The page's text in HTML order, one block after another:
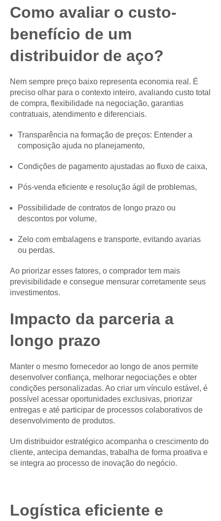
Como avaliar o custo-
benefício de um
distribuidor de aço?
Nem sempre preço baixo representa economia real. É
preciso olhar para o contexto inteiro, avaliando custo total
de compra, flexibilidade na negociação, garantias
contratuais, atendimento e diferenciais.
Transparência na formação de preços: Entender a
composição ajuda no planejamento,
Condições de pagamento ajustadas ao fluxo de caixa,
Pós-venda eficiente e resolução ágil de problemas,
Possibilidade de contratos de longo prazo ou
descontos por volume,
Zelo com embalagens e transporte, evitando avarias
ou perdas.
Ao priorizar esses fatores, o comprador tem mais
previsibilidade e consegue mensurar corretamente seus
investimentos.
Impacto da parceria a
longo prazo
Manter o mesmo fornecedor ao longo de anos permite
desenvolver confiança, melhorar negociações e obter
condições personalizadas. Ao criar um vínculo estável, é
possível acessar oportunidades exclusivas, priorizar
entregas e até participar de processos colaborativos de
desenvolvimento de produtos.
Um distribuidor estratégico acompanha o crescimento do
cliente, antecipa demandas, trabalha de forma proativa e
se integra ao processo de inovação do negócio.
Logística eficiente e